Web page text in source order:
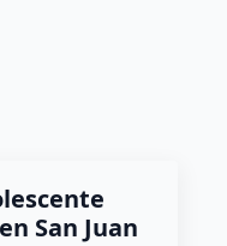
San Juan